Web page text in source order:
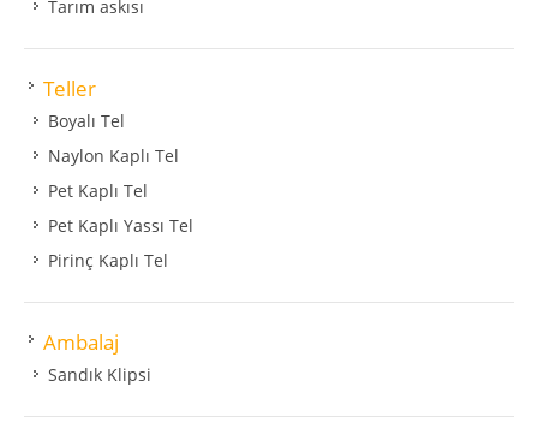
Tarım askısı
Teller
Boyalı Tel
Naylon Kaplı Tel
Pet Kaplı Tel
Pet Kaplı Yassı Tel
Pirinç Kaplı Tel
Ambalaj
Sandık Klipsi